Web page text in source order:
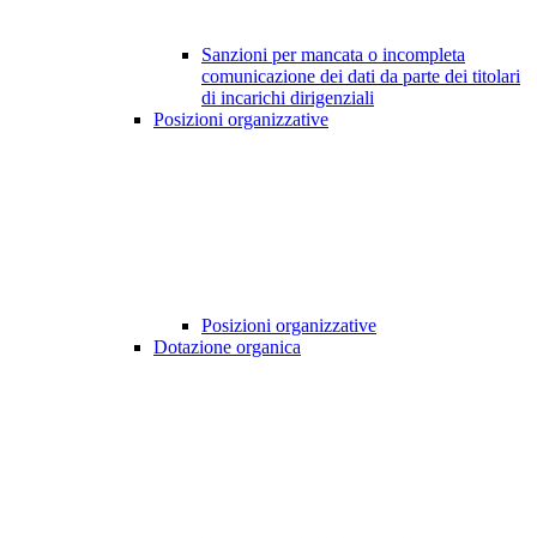
Sanzioni per mancata o incompleta
comunicazione dei dati da parte dei titolari
di incarichi dirigenziali
Posizioni organizzative
Posizioni organizzative
Dotazione organica